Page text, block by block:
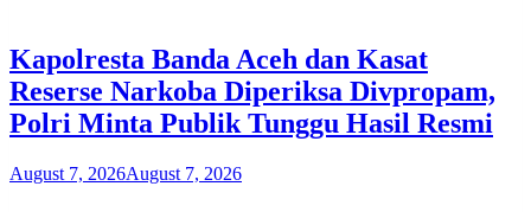
Kapolresta Banda Aceh dan Kasat
Reserse Narkoba Diperiksa Divpropam,
Polri Minta Publik Tunggu Hasil Resmi
August 7, 2026August 7, 2026